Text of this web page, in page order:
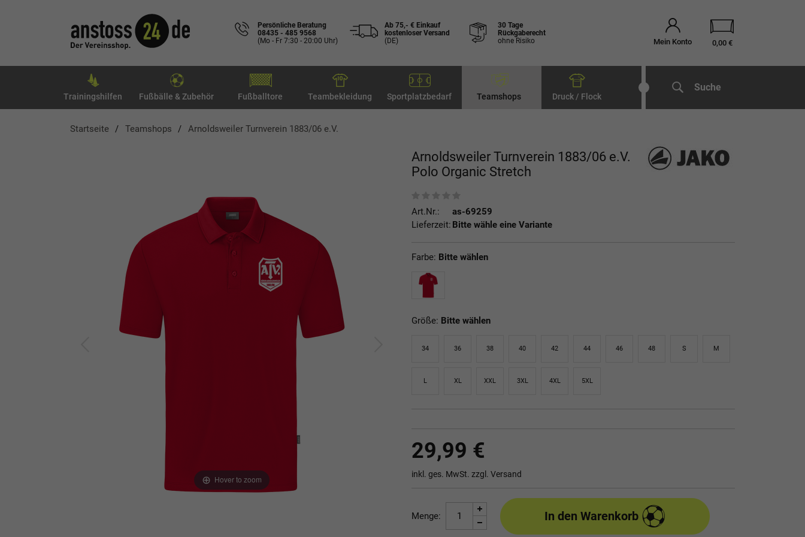
Persönliche Beratung
08435 - 485 9568
(Mo - Fr 7:30 - 20:00 Uhr)
Ab 75,- € Einkauf
kostenloser Versand
(DE)
30 Tage
Rückgaberecht
ohne Risiko
Mein Konto 0,00 €
Trainingshilfen Fußbälle & Zubehör Fußballtore Teambekleidung Sportplatzbedarf Teamshops Druck / Flock
Suche
Startseite Teamshops Arnoldsweiler Turnverein 1883/06 e.V.
Hover to zoom
Arnoldsweiler Turnverein 1883/06 e.V.
Polo Organic Stretch
Art.Nr.:
as-69259
Lieferzeit: Bitte wähle eine Variante
Farbe: Bitte wählen
Größe: Bitte wählen
34 36 38 40 42 44 46 48 S M
L XL XXL 3XL 4XL 5XL
29,99 €
inkl. ges. MwSt. zzgl. Versand
Menge: In den Warenkorb